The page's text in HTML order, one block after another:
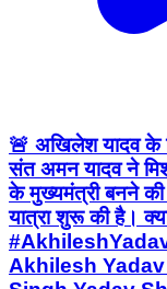
🚨 अखिलेश यादव के
संत अमन यादव ने
के मुख्यमंत्री बनने
यात्रा शुरू की है।
Akhilesh